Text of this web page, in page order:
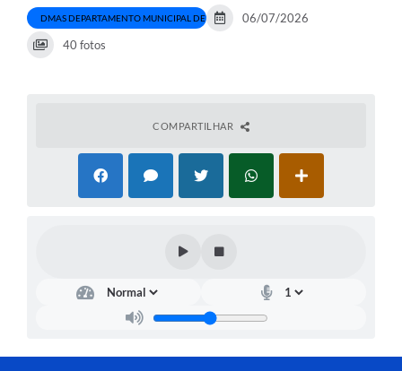
Contas Públicas
Serviços Online
DMAS DEPARTAMENTO MUNICIPAL DE ASSISTÊNCIA SOCIAL
06/07/2026
40 fotos
COMPARTILHAR